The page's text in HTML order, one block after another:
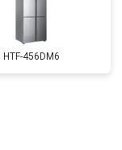
HTF-456DM6